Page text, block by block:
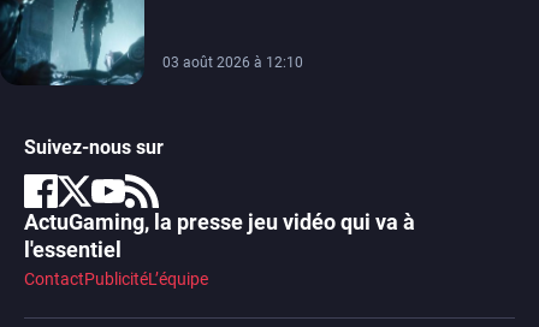
03 août 2026 à 12:10
Suivez-nous sur
ActuGaming, la presse jeu vidéo qui va à
l'essentiel
ContactPublicitéL’équipe